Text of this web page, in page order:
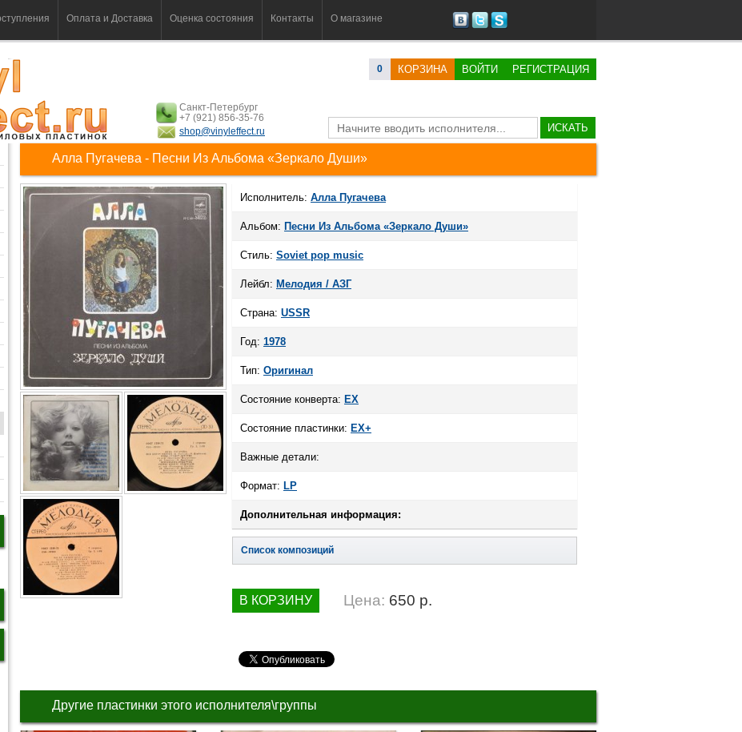
Оплата и Доставка Оценка состояния Контакты О магазине
0 КОРЗИНА ВОЙТИ РЕГИСТРАЦИЯ
Санкт-Петербург
+7 (921) 856-35-76
shop@vinyleffect.ru
ИСКАТЬ
Алла Пугачева - Песни Из Альбома «Зеркало Души»
Исполнитель: Алла Пугачева
Альбом: Песни Из Альбома «Зеркало Души»
Стиль: Soviet pop music
Лейбл: Мелодия / АЗГ
Страна: USSR
Год: 1978
Тип: Оригинал
Состояние конверта: EX
Состояние пластинки: EX+
Важные детали:
Формат: LP
Дополнительная информация:
Список композиций
В КОРЗИНУ Цена: 650 р.
Другие пластинки этого исполнителя\группы